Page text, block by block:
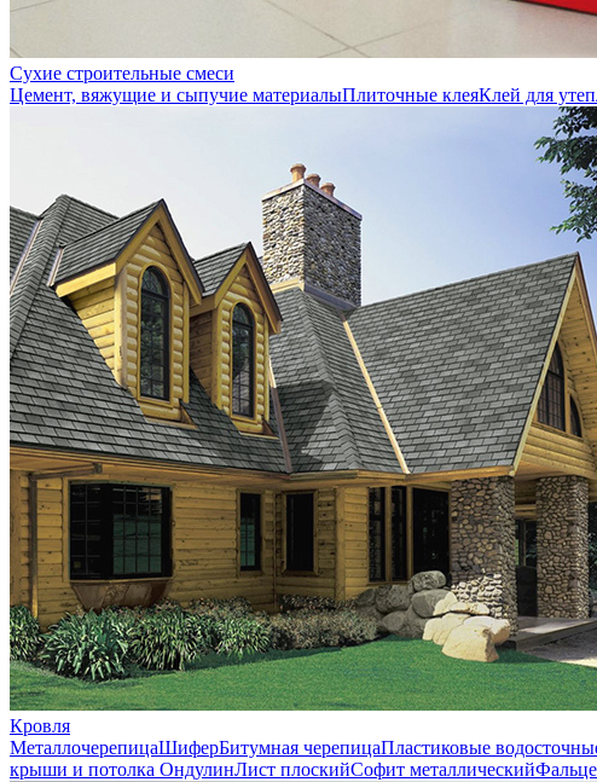
Сухие строительные смеси
Цемент, вяжущие и сыпучие материалыПлиточные клеяКлей для
Кровля
МеталлочерепицаШиферБитумная черепицаПластиковые
крыши и потолка ОндулинЛист плоскийСофит металлический